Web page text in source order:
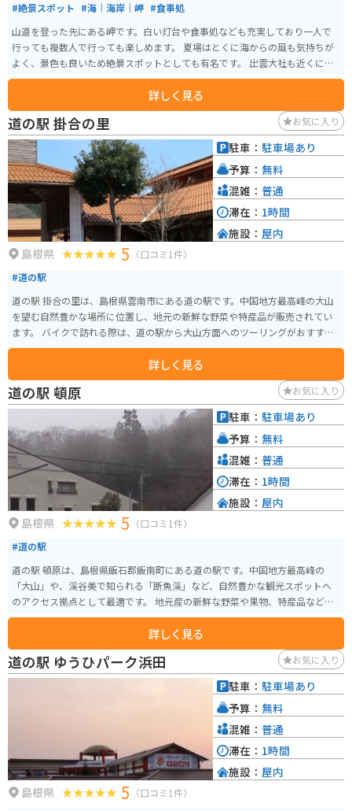
#絶景スポット #海｜海岸｜岬 #食事処
山道を登った先にある岬です。白い灯台や食事処なども充実しており一人で
行っても複数人で行っても楽しめます。 夏場はとくに海からの風も気持ちが
よく、景色も良いため絶景スポットとしても有名です。 出雲大社も近くにあ
るので、合わせて行くのがオススメです。
詳しく見る
道の駅 掛合の里 お気に入り
島根県 5 （口コミ1件）
#道の駅
道の駅 掛合の里は、島根県雲南市にある道の駅です。中国地方最高峰の大山
を望む自然豊かな場所に位置し、地元の新鮮な野菜や特産品が販売されてい
ます。 バイクで訪れる際は、道の駅から大山方面へのツーリングがおすすめ
です。ワインディングロードを楽しみながら、雄大な景色を満喫できます。ま
た、春には道の駅周辺で桜が咲き乱れ、お花見スポットとしても人気です。
地元の名産品としては、雲南そば、奥出雲和牛、仁多米などが挙げられま
す。道の駅のレストランでは、これらの食材を使った料理を味わうことがで
きます。お土産には、地元産の地酒や和菓子などもおすすめです。
詳しく見る
駐車： 駐車場あり
予算： 無料
混雑： 普通
滞在： 1時間
施設： 屋内
道の駅 頓原 お気に入り
島根県 5 （口コミ1件）
#道の駅
道の駅 頓原は、島根県飯石郡飯南町にある道の駅です。中国地方最高峰の
「大山」や、渓谷美で知られる「断魚渓」など、自然豊かな観光スポットへ
のアクセス拠点として最適です。 地元産の新鮮な野菜や果物、特産品などを
販売する物産館や、地元食材を使った料理が楽しめるレストランがありま
す。おすすめは、地元産のそば粉を使った手打ちそばです。 バイクで訪れる
場合、道の駅には広い駐車場が完備されているので安心です。また、周辺に
はワインディングロードも多いため、ツーリングの休憩場所としても最適で
す。 道の駅 頓原からほど近い場所にある「頓原ラムネ温泉」は、ラムネのよ
うにシュワシュワとした炭酸泉が特徴です。旅の疲れを癒やすのにぴったり
詳しく見る
駐車： 駐車場あり
予算： 無料
混雑： 普通
滞在： 1時間
施設： 屋内
道の駅 ゆうひパーク浜田 お気に入り
島根県 5 （口コミ1件）
駐車： 駐車場あり
予算： 無料
混雑： 普通
滞在： 1時間
施設： 屋内